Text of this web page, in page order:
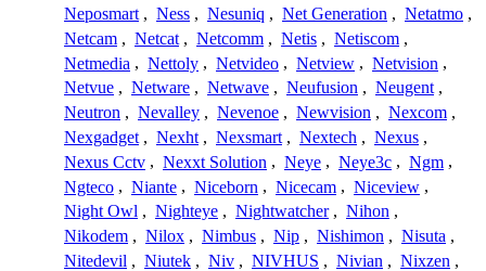
Neposmart , Ness , Nesuniq , Net Generation , Netatmo ,
Netcam , Netcat , Netcomm , Netis , Netiscom ,
Netmedia , Nettoly , Netvideo , Netview , Netvision ,
Netvue , Netware , Netwave , Neufusion , Neugent ,
Neutron , Nevalley , Nevenoe , Newvision , Nexcom ,
Nexgadget , Nexht , Nexsmart , Nextech , Nexus ,
Nexus Cctv , Nexxt Solution , Neye , Neye3c , Ngm ,
Ngteco , Niante , Niceborn , Nicecam , Niceview ,
Night Owl , Nighteye , Nightwatcher , Nihon ,
Nikodem , Nilox , Nimbus , Nip , Nishimon , Nisuta ,
Nitedevil , Niutek , Niv , NIVHUS , Nivian , Nixzen ,